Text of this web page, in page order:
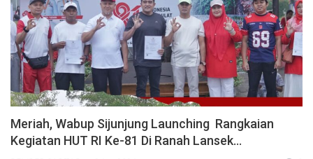
Meriah, Wabup Sijunjung Launching Rangkaian
Kegiatan HUT RI Ke-81 Di Ranah Lansek…